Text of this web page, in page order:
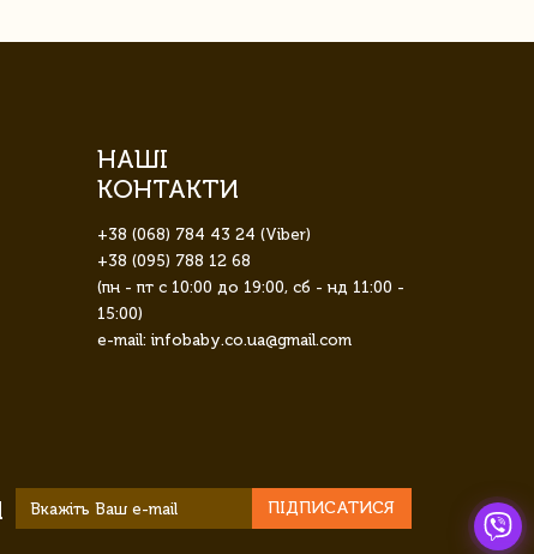
НАШІ
КОНТАКТИ
+38 (068) 784 43 24 (Viber)
+38 (095) 788 12 68
(пн - пт с 10:00 до 19:00, сб - нд 11:00 -
15:00)
e-mail: infobaby.co.ua@gmail.com
ПІДПИСАТИСЯ